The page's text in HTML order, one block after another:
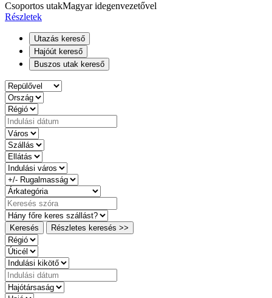
Csoportos utakMagyar idegenvezetővel
Részletek
Utazás kereső
Hajóút kereső
Buszos utak kereső
Keresés Részletes keresés >>